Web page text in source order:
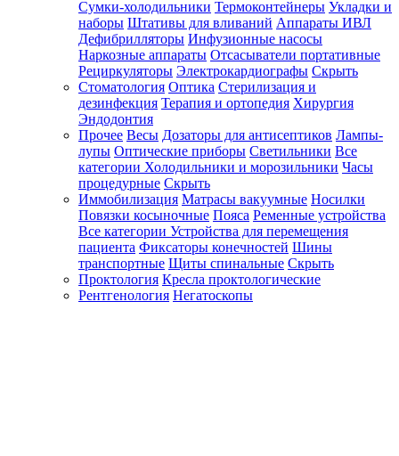
Сумки-холодильники Термоконтейнеры Укладки и
наборы Штативы для вливаний Аппараты ИВЛ
Дефибрилляторы Инфузионные насосы
Наркозные аппараты Отсасыватели портативные
Рециркуляторы Электрокардиографы Скрыть
Стоматология Оптика Стерилизация и
дезинфекция Терапия и ортопедия Хирургия
Эндодонтия
Прочее Весы Дозаторы для антисептиков Лампы-
лупы Оптические приборы Светильники Все
категории Холодильники и морозильники Часы
процедурные Скрыть
Иммобилизация Матрасы вакуумные Носилки
Повязки косыночные Пояса Ременные устройства
Все категории Устройства для перемещения
пациента Фиксаторы конечностей Шины
транспортные Щиты спинальные Скрыть
Проктология Кресла проктологические
Рентгенология Негатоскопы